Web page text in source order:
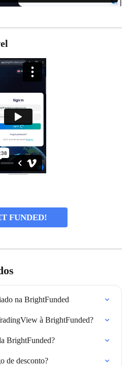
FUNDED!
na BrightFunded
à BrightFunded?
BrightFunded?
de desconto?